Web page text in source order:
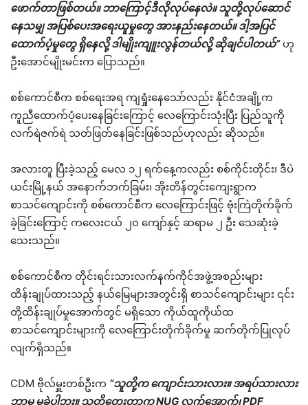
ဖောက်တာဖြစ်တယ်။ ဘာကြောင့်ဒီလိုလုပ်နေလဲ။ သူတို့လုပ်ဆောင်
နေသမျှ အပြစ်ပေးအရေးယူမှုတွေ အားနည်းနေတယ်။ ဒါ့အပြင်
ထောက်ပံ့မှုတွေ ရှိနေလို့ ဒါမျိုးကျူးလွန်တယ်လို့ ဆိုချင်ပါတယ်”ဟု
ဦးအောင်မျိုးမင်းက ပြောသည်။
စစ်ကောင်စီက စစ်ရေးအရ ကျရှုံးနေသော်လည်း နိုင်ငံအချို့က
ကူညီထောက်ပံ့ပေးနေခြင်းကြောင့် လေကြောင်းသုံးပြီး ပြည်သူကို
လက်ရဲဇက်ရဲ သတ်ဖြတ်နေခြင်းဖြစ်သည်ဟုလည်း ဆိုသည်။
အလားတူ ပြီးခဲ့သည့် မေလ ၁၂ ရက်နေ့ကလည်း စစ်ကိုင်းတိုင်း၊ ဒီပဲ
ယင်းမြို့နယ် အနောက်ဘက်ခြမ်း၊ အိုးတိန်တွင်းကျေးရွာက
စာသင်ကျောင်းကို စစ်ကောင်စီက လေကြောင်းဖြင့် ဗုံးကြဲတိုက်ခိုက်
ခဲ့ခြင်းကြောင့် ကလေးငယ် ၂၀ ကျော်နှင့် ဆရာမ ၂ ဦး သေဆုံးခဲ့
သေးသည်။
စစ်ကောင်စီက တိုင်းရင်းသားလက်နက်ကိုင်အဖွဲ့အစည်းများ
ထိန်းချုပ်ထားသည့် နယ်မြေများအတွင်းရှိ စာသင်ကျောင်းများ ၎င်း
တို့ထိန်းချုပ်မှုအောက်တွင် မရှိသော ကိုယ်ထူကိုယ်ထ
စာသင်ကျောင်းများကို လေကြောင်းတိုက်ခိုက်မှု ဆက်တိုက်ပြုလုပ်
လျက်ရှိသည်။
CDM ဗိုလ်မှူးတစ်ဦးက “သူတို့က ကျောင်းသားလား။ အရပ်သားလား
ဘာမှ မခွဲပါဘူး။ သူတို့တွေးတာက NUG လက်အောက်၊ PDF